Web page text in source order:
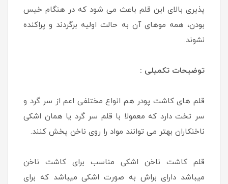
پذیری بالای این قلم باعث می شود که در هنگام خیس
بودن، همه موهای آن به حالت اولیه برگردند و پراکنده
نشوند.
توضیحات تکمیلی :
قلم های کاشت پودر هم انواع مختلفی اعم از سر گرد و
سر تخت دارد که معمولا با قلم سر گرد یا همان اشکی
ناخنکاران بهتر می توانند مواد را روی ناخن پخش کنند.
قلم کاشت ناخن اشکی مناسب برای کاشت ناخن
میباشد دارای براش به صورت اشکی میباشد که برای